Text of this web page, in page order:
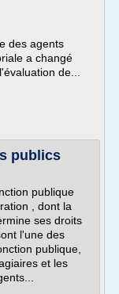
des agents
a changé
de...
publics
publique
, dont la
ses droits
l'une des
publique,
et les